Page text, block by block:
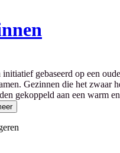
gebaseerd op een
Gezinnen die het zwaar
gekoppeld aan een warm